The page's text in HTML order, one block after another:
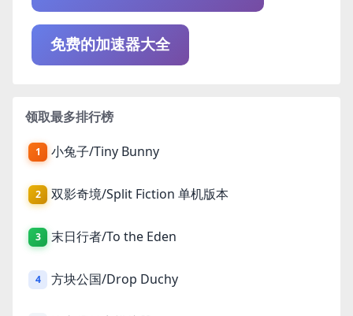
免费的加速器大全
领取最多排行榜
1 小兔子/Tiny Bunny
2 双影奇境/Split Fiction 单机版本
3 末日行者/To the Eden
4 方块公国/Drop Duchy